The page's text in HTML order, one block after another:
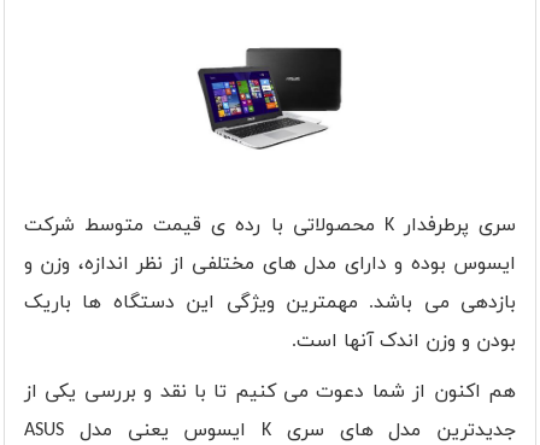
سری پرطرفدارK محصولاتی با رده ی قیمت متوسط شرکت
ایسوس بوده و دارای مدل های مختلفی از نظر اندازه، وزن و
بازدهی می باشد. مهمترین ویژگی این دستگاه ها باریک
بودن و وزن اندک آنها است.
هم اکنون از شما دعوت می کنیم تا با نقد و بررسی یکی از
جدیدترین مدل های سری K ایسوس یعنی مدل ASUS